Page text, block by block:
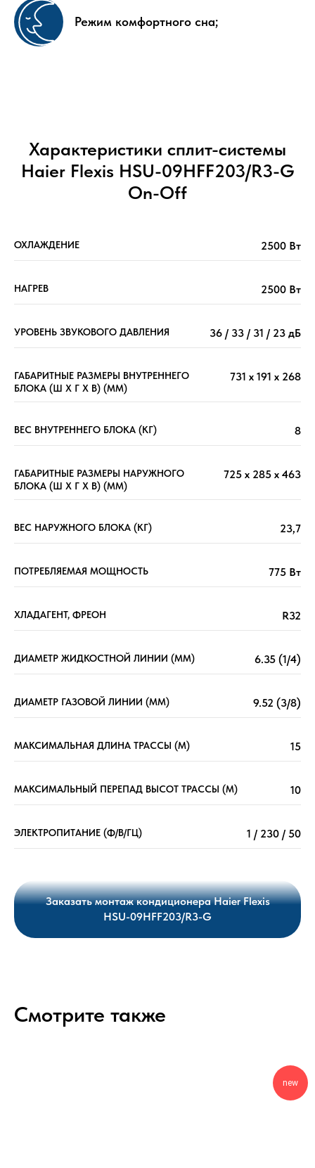
Режим комфортного сна;
Характеристики сплит-системы
Haier Flexis HSU-09HFF203/R3-G
On-Off
ОХЛАЖДЕНИЕ 2500 Вт
НАГРЕВ 2500 Вт
УРОВЕНЬ ЗВУКОВОГО ДАВЛЕНИЯ 36 / 33 / 31 / 23 дБ
ГАБАРИТНЫЕ РАЗМЕРЫ ВНУТРЕННЕГО
БЛОКА (Ш X Г X В) (ММ)
731 х 191 х 268
ВЕС ВНУТРЕННЕГО БЛОКА (КГ) 8
ГАБАРИТНЫЕ РАЗМЕРЫ НАРУЖНОГО
БЛОКА (Ш X Г X В) (ММ)
725 х 285 х 463
ВЕС НАРУЖНОГО БЛОКА (КГ) 23,7
ПОТРЕБЛЯЕМАЯ МОЩНОСТЬ 775 Вт
ХЛАДАГЕНТ, ФРЕОН R32
ДИАМЕТР ЖИДКОСТНОЙ ЛИНИИ (ММ) 6.35 (1/4)
ДИАМЕТР ГАЗОВОЙ ЛИНИИ (ММ) 9.52 (3/8)
МАКСИМАЛЬНАЯ ДЛИНА ТРАССЫ (М) 15
МАКСИМАЛЬНЫЙ ПЕРЕПАД ВЫСОТ ТРАССЫ (М) 10
ЭЛЕКТРОПИТАНИЕ (Ф/В/ГЦ) 1 / 230 / 50
Заказать монтаж кондиционера Haier Flexis
HSU-09HFF203/R3-G
Смотрите также
new